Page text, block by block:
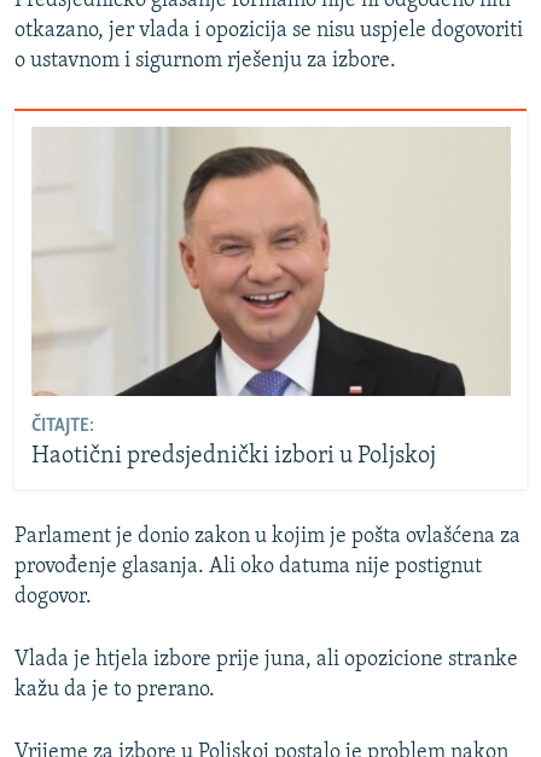
otkazano, jer vlada i opozicija se nisu uspjele dogovoriti
o ustavnom i sigurnom rješenju za izbore.
ČITAJTE:
Haotični predsjednički izbori u Poljskoj
Parlament je donio zakon u kojim je pošta ovlašćena za
provođenje glasanja. Ali oko datuma nije postignut
dogovor.
Vlada je htjela izbore prije juna, ali opozicione stranke
kažu da je to prerano.